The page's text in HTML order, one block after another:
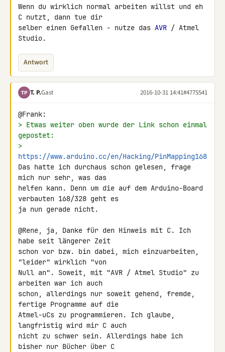
Wenn du wirklich normal arbeiten willst und eh
C nutzt, dann tue dir
selber einen Gefallen - nutze das AVR / Atmel
Studio.
Antwort
TP T. P.Gast 2016-10-31 14:41#4775541
> Etwas weiter oben wurde der Link schon einmal
gepostet:
https://www.arduino.cc/en/Hacking/PinMapping168
Das hatte ich durchaus schon gelesen, frage
mich nur sehr, was das
helfen kann. Denn um die auf dem Arduino-Board
verbauten 168/328 geht es
ja nun gerade nicht.
@Rene, ja, Danke für den Hinweis mit C. Ich
habe seit längerer Zeit
schon vor bzw. bin dabei, mich einzuarbeiten,
"leider" wirklich "von
Null an". Soweit, mit "AVR / Atmel Studio" zu
arbeiten war ich auch
schon, allerdings nur soweit gehend, fremde,
fertige Programme auf die
Atmel-uCs zu programmieren. Ich glaube,
langfristig wird mir C auch
nicht zu schwer sein. Allerdings habe ich
bisher nur Bücher über C